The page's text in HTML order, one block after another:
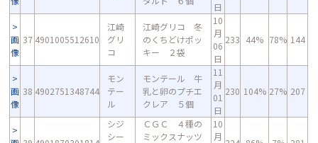
日
画
像
37 4901005512610
江崎
グリ
コ
江崎グリコ 冬
のくちどけポッ
キー ２袋
10
月
06
日
233 44% 78% 144
画
像
38 4902751348744
モン
テー
ル
モンテール 牛
乳と卵のプチエ
クレア ５個
11
月
01
日
230 104% 27% 207
シジ
シー
ＣＧＣ ４種の
ミックスナッツ
10
月